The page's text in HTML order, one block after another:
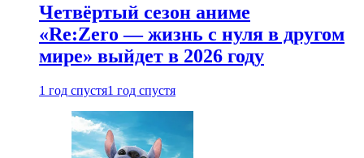
Четвёртый сезон аниме
«Re:Zero — жизнь с нуля в другом
мире» выйдет в 2026 году
1 год спустя1 год спустя